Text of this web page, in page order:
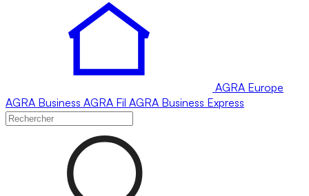
AGRA Europe
AGRA Business AGRA Fil AGRA Business Express